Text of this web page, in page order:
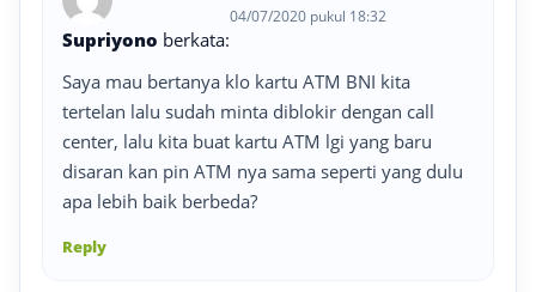
Supriyono berkata:
04/07/2020 pukul 18:32
Saya mau bertanya klo kartu ATM BNI kita
tertelan lalu sudah minta diblokir dengan call
center, lalu kita buat kartu ATM lgi yang baru
disaran kan pin ATM nya sama seperti yang dulu
apa lebih baik berbeda?
Reply